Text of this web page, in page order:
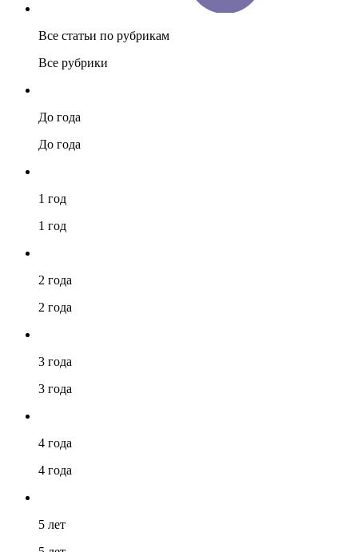
Все статьи по рубрикам
Все рубрики
До года
До года
1 год
1 год
2 года
2 года
3 года
3 года
4 года
4 года
5 лет